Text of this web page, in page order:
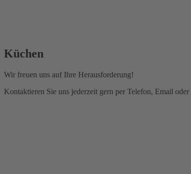
Küchen
Wir freuen uns auf Ihre Herausforderung!
Kontaktieren Sie uns jederzeit gern per Telefon, Email